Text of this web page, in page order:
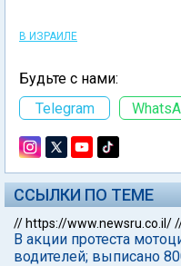
В ИЗРАИЛЕ
Будьте с нами:
Telegram
ССЫЛКИ ПО ТЕМЕ
// https://www.newsru.co.il/
В акции протеста
водителей; выписано